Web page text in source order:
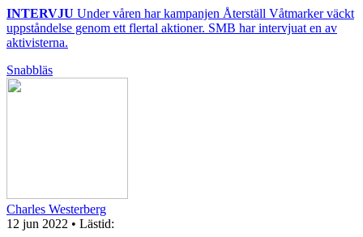
INTERVJU Under våren har kampanjen Återställ Våtmarker väckt
uppståndelse genom ett flertal aktioner. SMB har intervjuat en av
aktivisterna.
Snabbläs
Charles Westerberg
12 jun 2022 • Lästid: